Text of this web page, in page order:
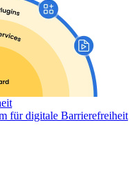
für digitale Barrierefreiheit